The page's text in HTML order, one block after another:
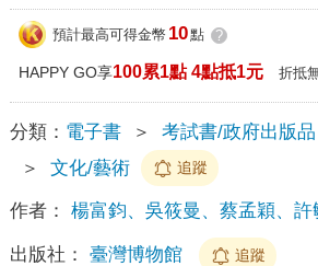
預計最高可得金幣 10點 ?
HAPPY GO享100累1點 4點抵1元 折抵
分類： 電子書 ＞ 考試書/政府出版品
＞
文化/藝術 追蹤
作者： 楊富鈞、吳筱曼、蔡孟穎、許
出版社： 臺灣博物館 追蹤